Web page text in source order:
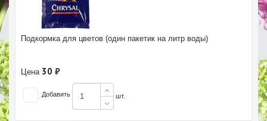
Подкормка для цветов (один пакетик на литр воды)
Цена 30 ₽
Добавить шт.